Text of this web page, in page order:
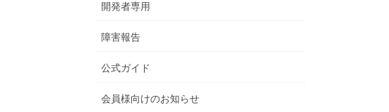
開発者専用
障害報告
公式ガイド
会員様向けのお知らせ